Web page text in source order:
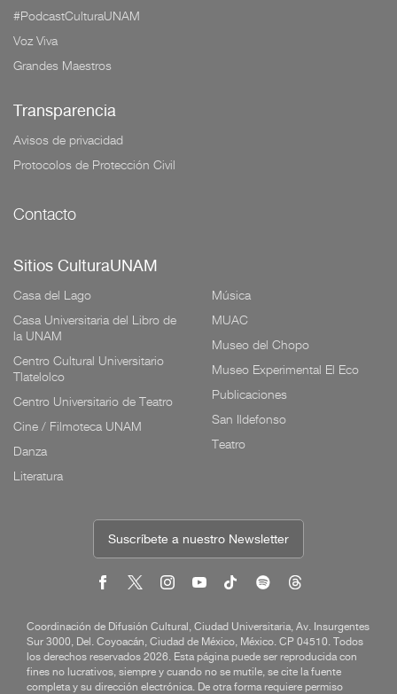
#PodcastCulturaUNAM
Voz Viva
Grandes Maestros
Transparencia
Avisos de privacidad
Protocolos de Protección Civil
Contacto
Sitios CulturaUNAM
Casa del Lago
Casa Universitaria del Libro de
la UNAM
Centro Cultural Universitario
Tlatelolco
Centro Universitario de Teatro
Cine / Filmoteca UNAM
Danza
Literatura
Música
MUAC
Museo del Chopo
Museo Experimental El Eco
Publicaciones
San Ildefonso
Teatro
Suscríbete a nuestro Newsletter
Coordinación de Difusión Cultural, Ciudad Universitaria, Av. Insurgentes
Sur 3000, Del. Coyoacán, Ciudad de México, México. CP 04510. Todos
los derechos reservados 2026. Esta página puede ser reproducida con
fines no lucrativos, siempre y cuando no se mutile, se cite la fuente
completa y su dirección electrónica. De otra forma requiere permiso